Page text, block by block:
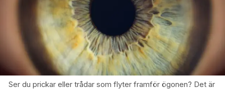
Ser du prickar eller trådar som flyter framför ögonen? Det är